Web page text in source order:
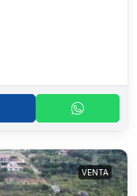
VENTA